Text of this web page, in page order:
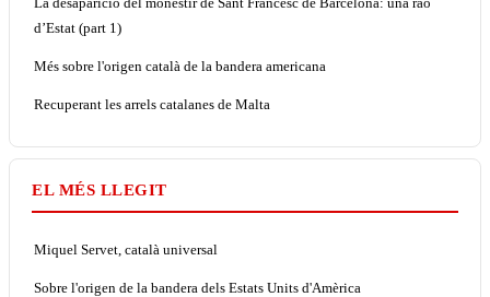
d’Estat (part 1)
Més sobre l'origen català de la bandera americana
Recuperant les arrels catalanes de Malta
EL MÉS LLEGIT
Miquel Servet, català universal
Sobre l'origen de la bandera dels Estats Units d'Amèrica